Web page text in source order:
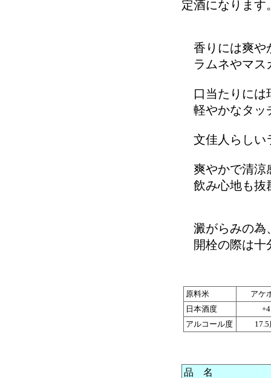
定酒になります
香りには爽や
ラムネやマス
口当たりには
軽やかなタッ
文佳人らしい
爽やかで清涼
飲み心地も抜
澱がらみの為
開栓の際は十
原料米
アケ
日本酒度
+4
アルコール度
品 名